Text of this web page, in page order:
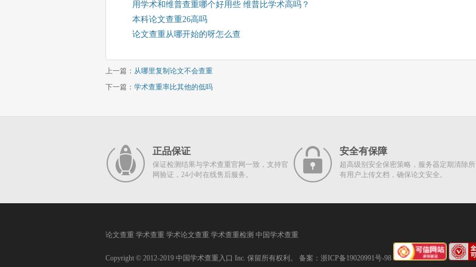
用学术和维普查重哪个好用些 维普比学术高吗？
本科论文查重26高吗
论文查重从哪开始的呀怎么查
上一篇： 从哪里复制论文不会查重
下一篇： 学术查重率比其他的低吗
正品保证
保证检测结果与学术查重官网一致，支持官
网验证，24小时在线售后服务。
安全有保障
超高级别安全保密策略，服务器定期清除所
有用户上传文档，确保论文安全。
论文查重 学术查重 学术论文查重 学术查重检测 中国学术查重
Copyright © 2012-2019 中国学术查重入口 Inc. 保留所有权利。 备案： 浙ICP备19020991号-98